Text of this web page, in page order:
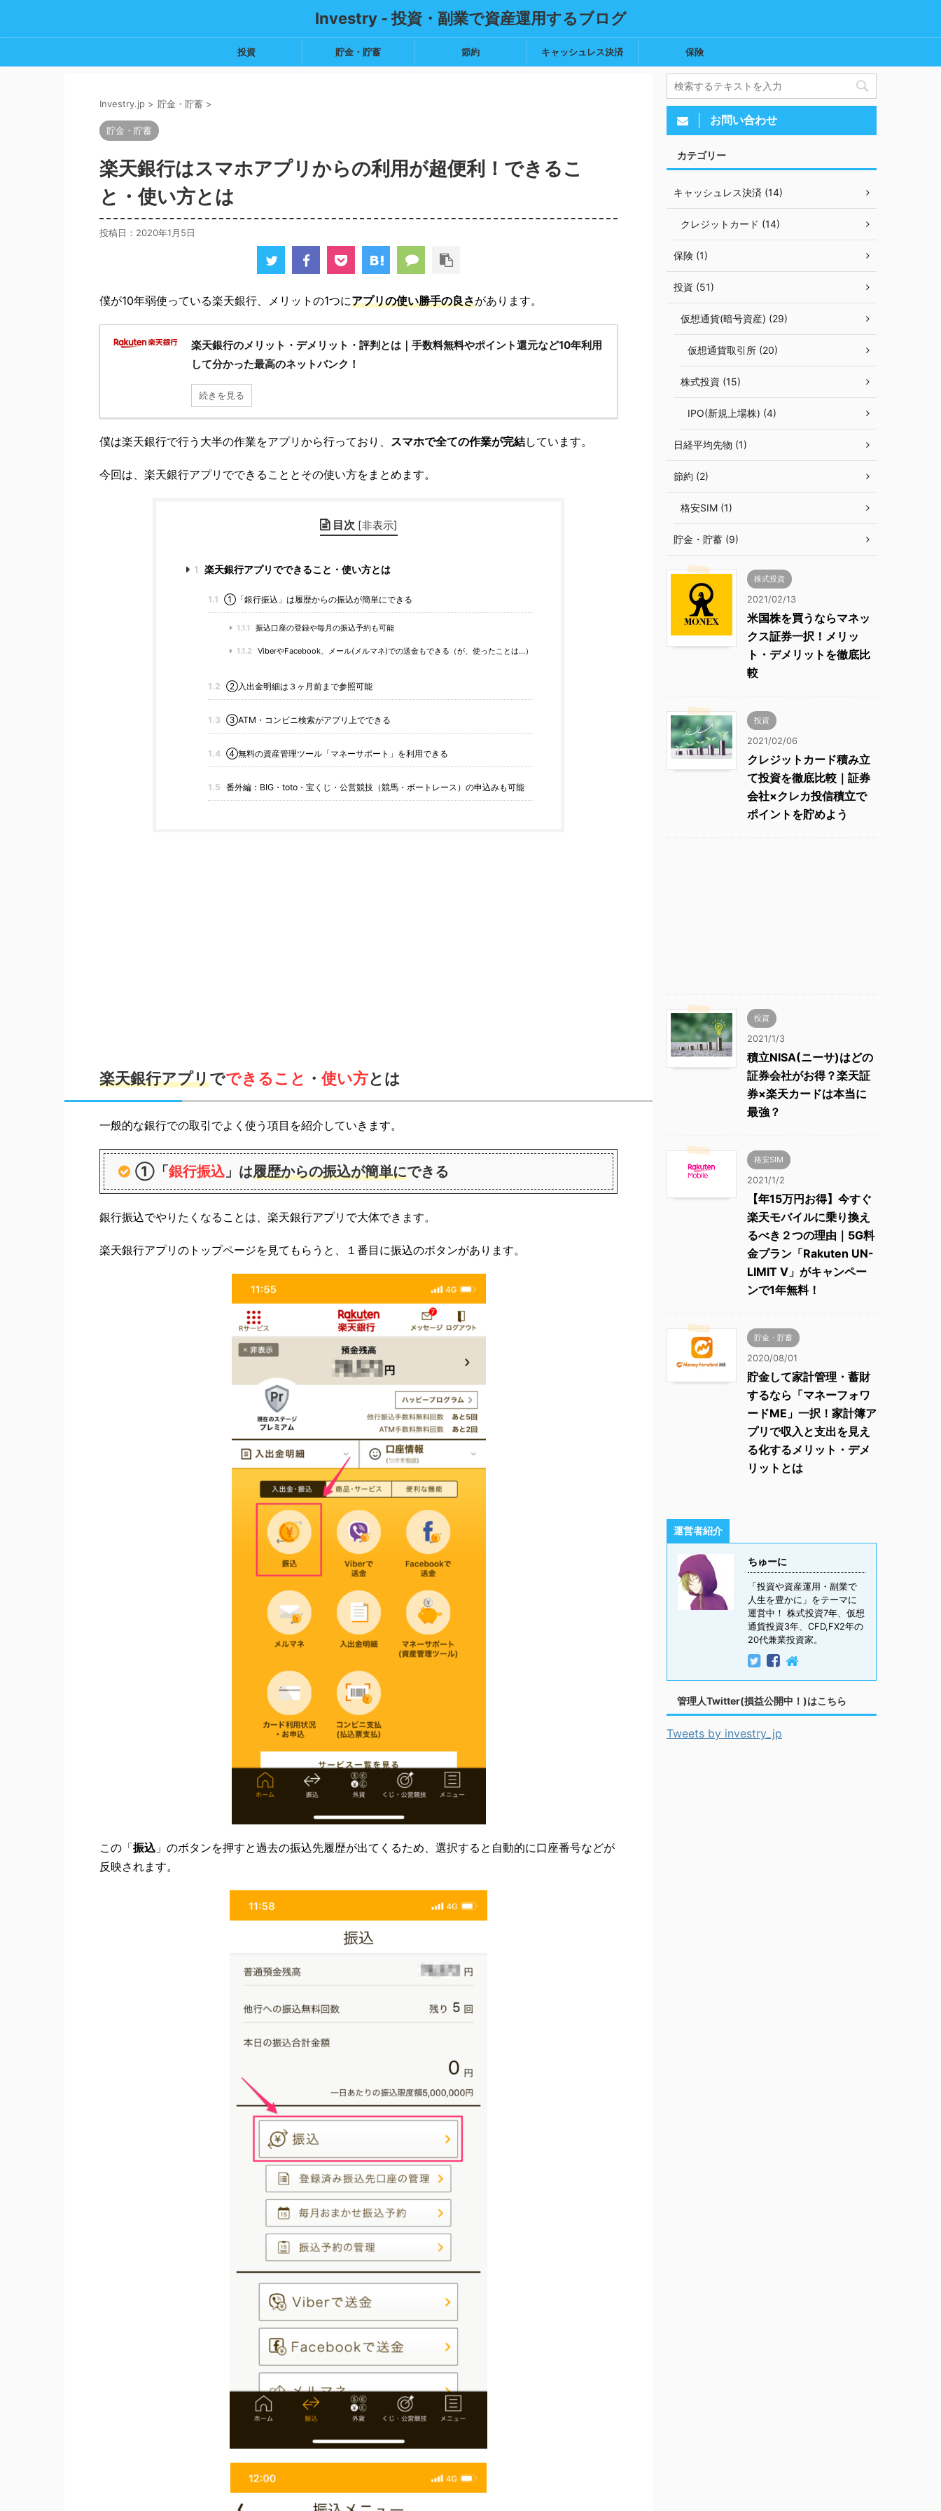
Investry - 投資・副業で資産運用するブログ
投資 貯金・貯蓄 節約 キャッシュレス決済 保険
Investry.jp > 貯金・貯蓄 >
貯金・貯蓄
楽天銀行はスマホアプリからの利用が超便利！できるこ
と・使い方とは
投稿日： 2020年1月5日
僕が10年弱使っている楽天銀行、メリットの1つにアプリの使い勝手の良さがあります。
楽天銀行のメリット・デメリット・評判とは｜手数料無料やポイント還元など10年利用
して分かった最高のネットバンク！
続きを見る
僕は楽天銀行で行う大半の作業をアプリから行っており、 スマホで全ての作業が完結しています。
今回は、楽天銀行アプリでできることとその使い方をまとめます。
目次 [非表示]
1 楽天銀行アプリでできること・使い方とは
1.1 ①「銀行振込」は履歴からの振込が簡単にできる
1.1.1 振込口座の登録や毎月の振込予約も可能
1.1.2 ViberやFacebook、メール(メルマネ)での送金もできる（が、使ったことは…）
1.2 ②入出金明細は３ヶ月前まで参照可能
1.3 ③ATM・コンビニ検索がアプリ上でできる
1.4 ④無料の資産管理ツール「マネーサポート」を利用できる
1.5 番外編：BIG・toto・宝くじ・公営競技（競馬・ボートレース）の申込みも可能
楽天銀行アプリでできること ・ 使い方とは
一般的な銀行での取引でよく使う項目を紹介していきます。
①「銀行振込」は履歴からの振込が簡単にできる
銀行振込でやりたくなることは、楽天銀行アプリで大体できます。
楽天銀行アプリのトップページを見てもらうと、１番目に振込のボタンがあります。
この「振込 」のボタンを押すと過去の振込先履歴が出てくるため、選択すると自動的に口座番号などが
反映されます。
お問い合わせ
カテゴリー
キャッシュレス決済 (14)
クレジットカード (14)
保険 (1)
投資 (51)
仮想通貨(暗号資産) (29)
仮想通貨取引所 (20)
株式投資 (15)
IPO(新規上場株) (4)
日経平均先物 (1)
節約 (2)
格安SIM (1)
貯金・貯蓄 (9)
株式投資
2021/02/13
米国株を買うならマネッ
クス証券一択！メリッ
ト・デメリットを徹底比
較
投資
2021/02/06
クレジットカード積み立
て投資を徹底比較｜証券
会社×クレカ投信積立で
ポイントを貯めよう
投資
2021/1/3
積立NISA(ニーサ)はどの
証券会社がお得？楽天証
券×楽天カードは本当に
最強？
格安SIM
2021/1/2
【年15万円お得】今すぐ
楽天モバイルに乗り換え
るべき２つの理由｜5G料
金プラン「Rakuten UN-
LIMIT V」がキャンペー
ンで1年無料！
貯金・貯蓄
2020/08/01
貯金して家計管理・蓄財
するなら「マネーフォワ
ードME」一択！家計簿ア
プリで収入と支出を見え
る化するメリット・デメ
リットとは
運営者紹介
ちゅーに
「投資や資産運用・副業で
人生を豊かに」をテーマに
運営中！ 株式投資7年、仮想
通貨投資3年、CFD,FX2年の
20代兼業投資家。
管理人Twitter(損益公開中！)はこちら
Tweets by investry_jp